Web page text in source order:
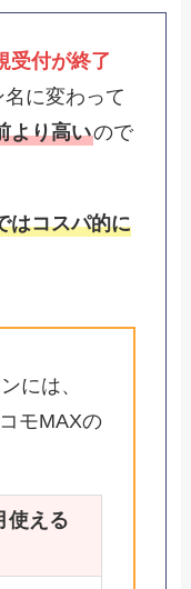
受付が終了
に変わって
より高いので
はコスパ的に
には、
モMAXの
使える